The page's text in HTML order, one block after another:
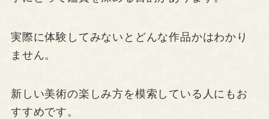
実際に体験してみないとどんな作品かはわかり
ません。
新しい美術の楽しみ方を模索している人にもお
すすめです。